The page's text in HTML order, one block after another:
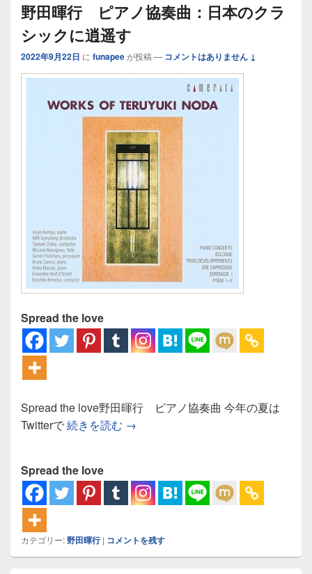
野田暉行 ピアノ協奏曲：日本のクラ
シックに逍遥す
2022年9月22日 に funapeeが投稿 — コメントはありません ↓
Spread the love
Spread the love野田暉行 ピアノ協奏曲 今年の夏は
Twitterで続きを読む 野田暉行 ピアノ協奏曲：日本のク
→
Spread the love
カテゴリー:野田暉行 | コメントを残す